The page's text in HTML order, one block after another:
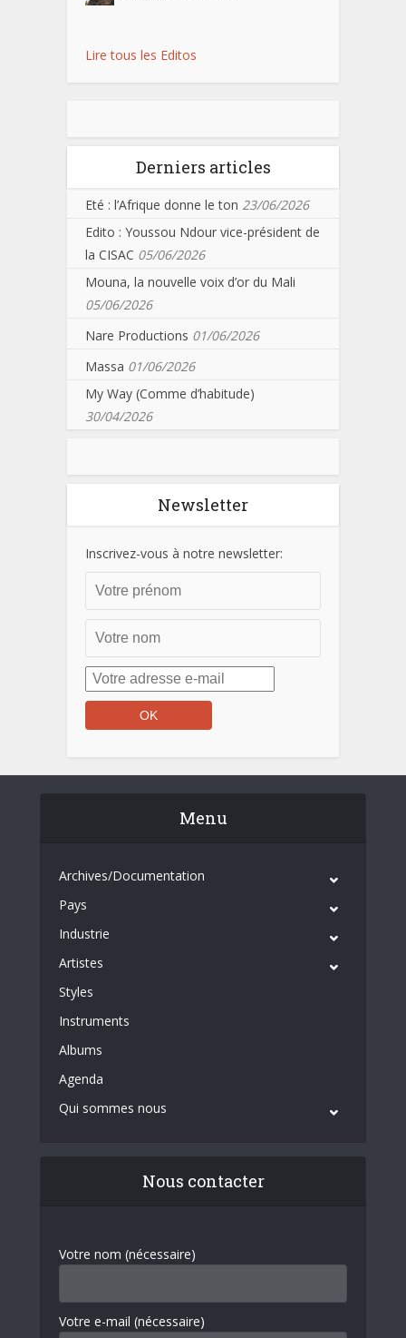
Lire tous les Editos
Derniers articles
Eté : l’Afrique donne le ton 23/06/2026
Edito : Youssou Ndour vice-président de
la CISAC 05/06/2026
Mouna, la nouvelle voix d’or du Mali
05/06/2026
Nare Productions 01/06/2026
Massa 01/06/2026
My Way (Comme d’habitude)
30/04/2026
Newsletter
Inscrivez-vous à notre newsletter:
Menu
Archives/Documentation
Pays
Industrie
Artistes
Styles
Instruments
Albums
Agenda
Qui sommes nous
Nous contacter
Votre nom (nécessaire)
Votre e-mail (nécessaire)